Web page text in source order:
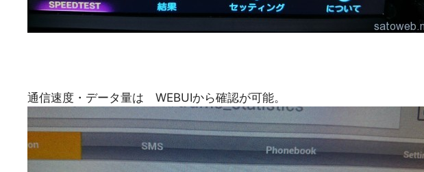
通信速度・データ量は WEBUIから確認が可能。